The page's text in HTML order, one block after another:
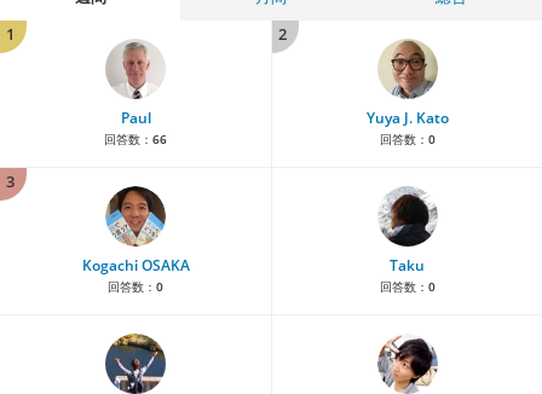
1
Paul
回答数： 66
2
Yuya J. Kato
回答数： 0
3
Kogachi OSAKA
回答数： 0
Taku
回答数： 0